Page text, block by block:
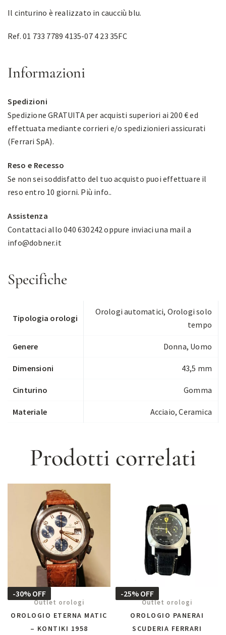
Il cinturino è realizzato in caucciù blu.
Ref. 01 733 7789 4135-07 4 23 35FC
Informazioni
Spedizioni
Spedizione GRATUITA per acquisti superiori ai 200 € ed
effettuata mediante corrieri e/o spedizionieri assicurati
(Ferrari SpA).
Reso e Recesso
Se non sei soddisfatto del tuo acquisto puoi effettuare il
reso entro 10 giorni. Più info..
Assistenza
Contattaci allo 040 630242 oppure inviaci una mail a
info@dobner.it
Specifiche
Tipologia orologi
Orologi automatici, Orologi solo
tempo
Genere Donna, Uomo
Dimensioni 43,5 mm
Cinturino Gomma
Materiale Acciaio, Ceramica
Prodotti correlati
-30% OFF
Outlet orologi
OROLOGIO ETERNA MATIC
– KONTIKI 1958
-25% OFF
Outlet orologi
OROLOGIO PANERAI
SCUDERIA FERRARI